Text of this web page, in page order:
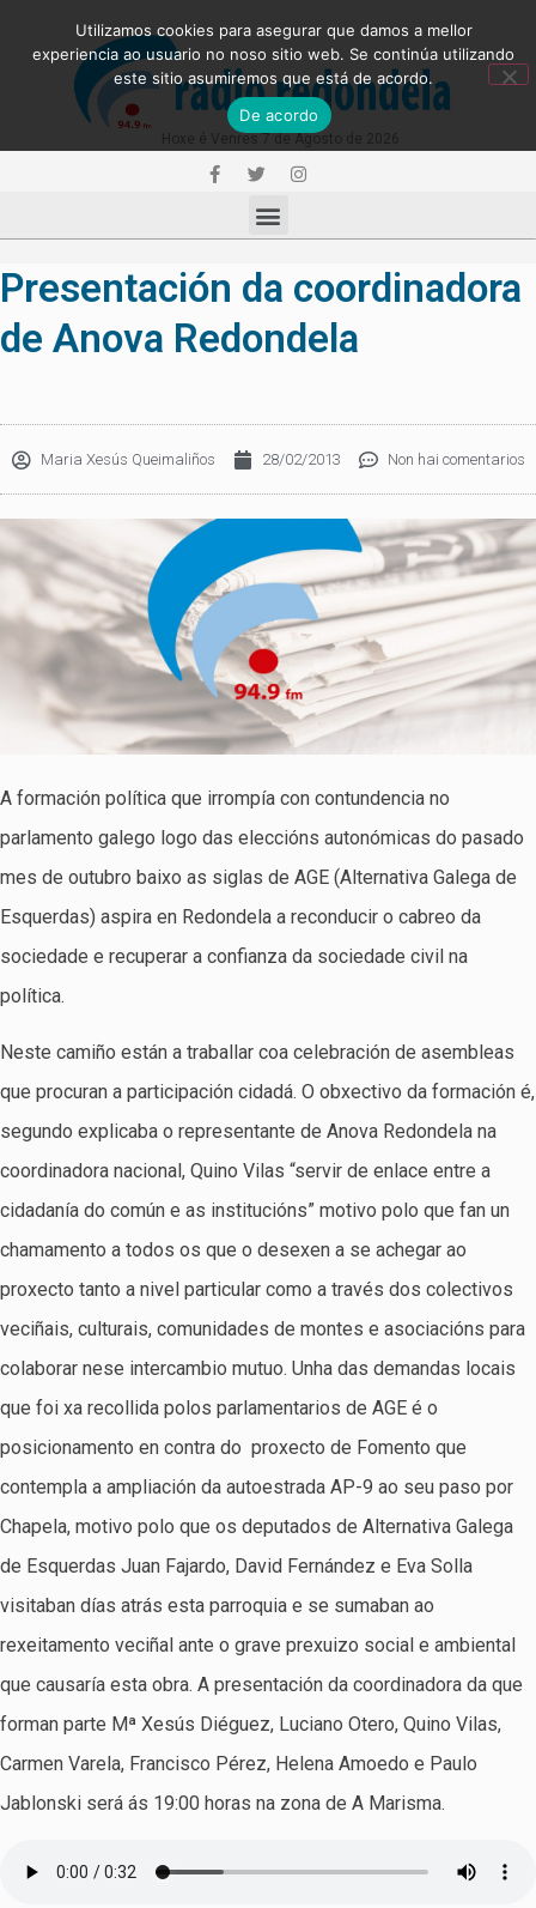
Presentación da coordinadora
de Anova Redondela
Maria Xesús Queimaliños 28/02/2013 Non hai comentarios
A formación política que irrompía con contundencia no
parlamento galego logo das eleccións autonómicas do pasado
mes de outubro baixo as siglas de AGE (Alternativa Galega de
Esquerdas) aspira en Redondela a reconducir o cabreo da
sociedade e recuperar a confianza da sociedade civil na
política.
Neste camiño están a traballar coa celebración de asembleas
que procuran a participación cidadá. O obxectivo da formación é,
segundo explicaba o representante de Anova Redondela na
coordinadora nacional, Quino Vilas “servir de enlace entre a
cidadanía do común e as institucións” motivo polo que fan un
chamamento a todos os que o desexen a se achegar ao
proxecto tanto a nivel particular como a través dos colectivos
veciñais, culturais, comunidades de montes e asociacións para
colaborar nese intercambio mutuo. Unha das demandas locais
que foi xa recollida polos parlamentarios de AGE é o
posicionamento en contra do proxecto de Fomento que
contempla a ampliación da autoestrada AP-9 ao seu paso por
Chapela, motivo polo que os deputados de Alternativa Galega
de Esquerdas Juan Fajardo, David Fernández e Eva Solla
visitaban días atrás esta parroquia e se sumaban ao
rexeitamento veciñal ante o grave prexuizo social e ambiental
que causaría esta obra. A presentación da coordinadora da que
forman parte Mª Xesús Diéguez, Luciano Otero, Quino Vilas,
Carmen Varela, Francisco Pérez, Helena Amoedo e Paulo
Jablonski será ás 19:00 horas na zona de A Marisma.
Utilizamos cookies para asegurar que damos a mellor
experiencia ao usuario no noso sitio web. Se continúa utilizando
este sitio asumiremos que está de acordo.
De acordo